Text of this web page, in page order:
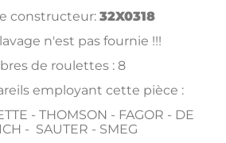
constructeur: 32X0318
n'est pas fournie !!!
de roulettes : 8
employant cette pièce :
- THOMSON - FAGOR - DE
- SAUTER - SMEG